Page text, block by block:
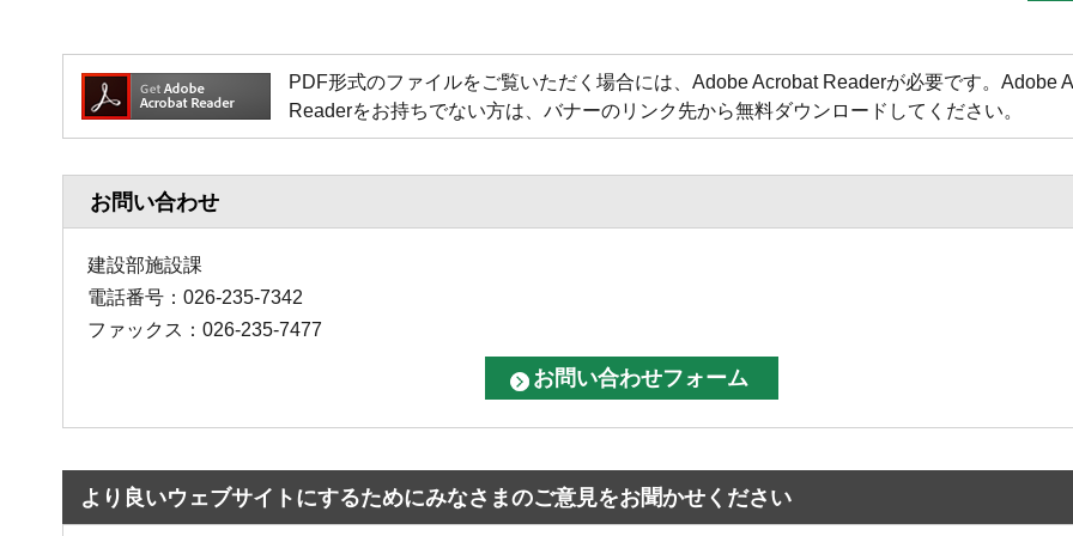
PDF形式のファイルをご覧いただく場合には、Adobe Acrobat Readerが必要です。Adobe
Readerをお持ちでない方は、バナーのリンク先から無料ダウンロードしてください。
お問い合わせ
建設部施設課
電話番号：026-235-7342
ファックス：026-235-7477
より良いウェブサイトにするためにみなさまのご意見をお聞かせください